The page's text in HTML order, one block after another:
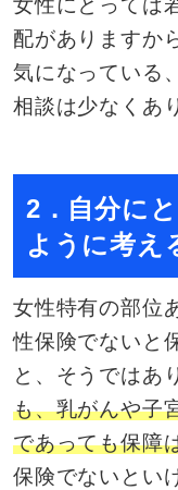
配がありますか
気になっている
相談は少なくあ
2．自分に
ように考え
女性特有の部位
性保険でないと
と、そうではあ
も、乳がんや子
であっても保障
保険でないとい